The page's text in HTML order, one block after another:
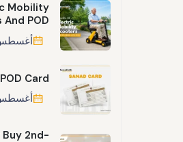
Mobility
POD
أغسطس 5,
Card
أغسطس 3,
Buy 2nd-